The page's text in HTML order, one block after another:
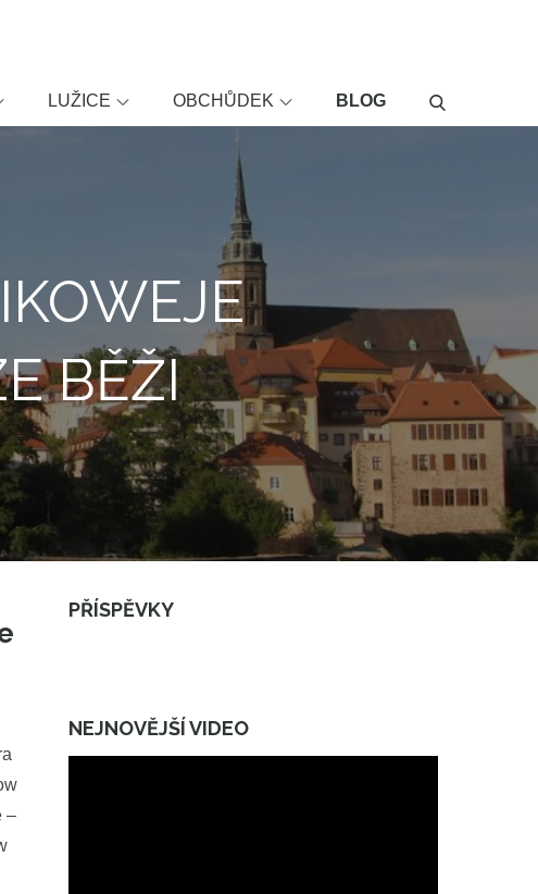
LUŽICE OBCHŮDEK BLOG
BĚŽI
–
PŘÍSPĚVKY
NEJNOVĚJŠÍ VIDEO